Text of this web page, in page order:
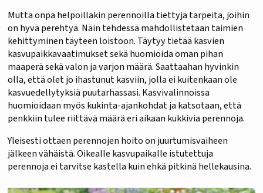
Mutta onpa helpoillakin perennoilla tiettyjä tarpeita, joihin
on hyvä perehtyä. Näin tehdessä mahdollistetaan taimien
kehittyminen täyteen loistoon. Täytyy tietää kasvien
kasvupaikkavaatimukset sekä huomioida oman pihan
maaperä sekä valon ja varjon määrä. Saattaahan hyvinkin
olla, että olet jo ihastunut kasviin, jolla ei kuitenkaan ole
kasvuedellytyksiä puutarhassasi. Kasvivalinnoissa
huomioidaan myös kukinta-ajankohdat ja katsotaan, että
penkkiin tulee riittävä määrä eri aikaan kukkivia perennoja.
Yleisesti ottaen perennojen hoito on juurtumisvaiheen
jälkeen vähäistä. Oikealle kasvupaikalle istutettuja
perennoja ei tarvitse kastella kuin ehkä pitkinä hellekausina.